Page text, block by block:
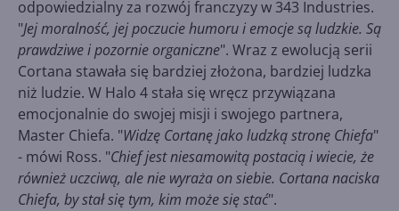
odpowiedzialny za rozwój franczyzy w 343 Industries.
"Jej moralność, jej poczucie humoru i emocje są ludzkie. Są
prawdziwe i pozornie organiczne". Wraz z ewolucją serii
Cortana stawała się bardziej złożona, bardziej ludzka
niż ludzie. W Halo 4 stała się wręcz przywiązana
emocjonalnie do swojej misji i swojego partnera,
Master Chiefa. "Widzę Cortanę jako ludzką stronę Chiefa"
- mówi Ross. "Chief jest niesamowitą postacią i wiecie, że
również uczciwą, ale nie wyraża on siebie. Cortana naciska
Chiefa, by stał się tym, kim może się stać".